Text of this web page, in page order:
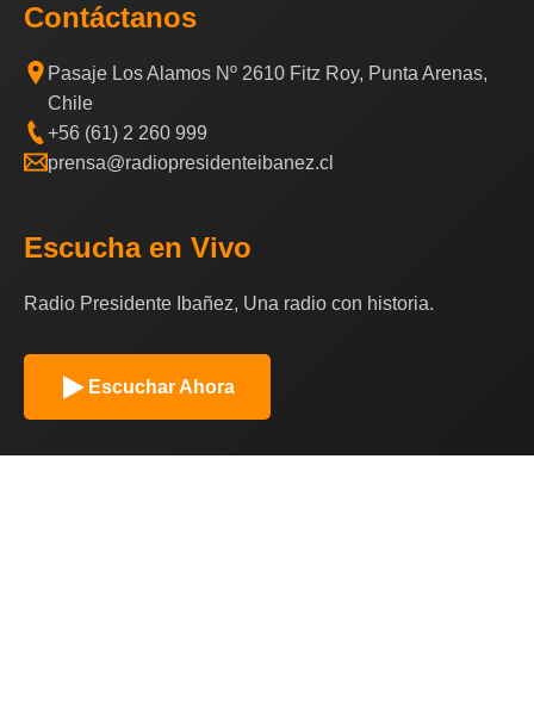
Contáctanos
Pasaje Los Alamos Nº 2610 Fitz Roy, Punta Arenas,
Chile
+56 (61) 2 260 999
prensa@radiopresidenteibanez.cl
Escucha en Vivo
Radio Presidente Ibañez, Una radio con historia.
Escuchar Ahora